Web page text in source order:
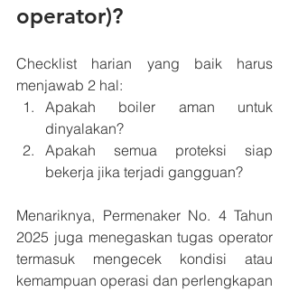
operator)?
Checklist harian yang baik harus
menjawab 2 hal:
Apakah boiler aman untuk
dinyalakan?
Apakah semua proteksi siap
bekerja jika terjadi gangguan?
Menariknya, Permenaker No. 4 Tahun
2025 juga menegaskan tugas operator
termasuk mengecek kondisi atau
kemampuan operasi dan perlengkapan